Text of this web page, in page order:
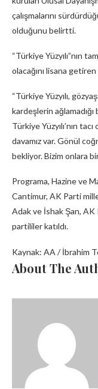
çalışmalarını
olduğunu belirtti.
“Türkiye Yüzyılı”nın
olacağını lisana
“Türkiye Yüzyılı,
kardeşlerin
Türkiye Yüzyılı’nın
davamız var. Gönül
bekliyor. Bizim onlara
Programa, Hazine ve
Cantimur, AK Parti
Adak ve İshak Şan,
partililer katıldı.
Kaynak: AA / İbrahim
About The